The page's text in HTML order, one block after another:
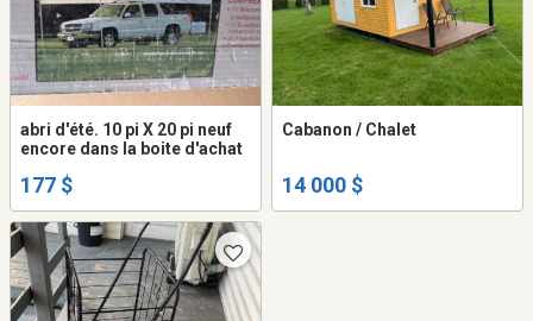
abri d'été. 10 pi X 20 pi neuf
encore dans la boite d'achat
177 $
Cabanon / Chalet
14 000 $